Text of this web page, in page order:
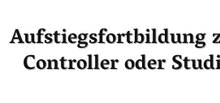
Aufstiegsfortbildung
Controller oder